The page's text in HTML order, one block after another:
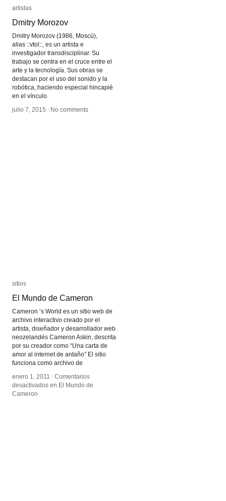
artistas
Dmitry Morozov
Dmitry Morozov (1986, Moscú),
alias ::vtol::, es un artista e
investigador transdisciplinar. Su
trabajo se centra en el cruce entre el
arte y la tecnología. Sus obras se
destacan por el uso del sonido y la
robótica, haciendo especial hincapié
en el vínculo
julio 7, 2015 / No comments
artistas
Dmitry Morozov
julio 7, 2015 / No comments
sitios
El Mundo de Cameron
Cameron ‘s World es un sitio web de
archivo interactivo creado por el
artista, diseñador y desarrollador web
neozelandés Cameron Askin, descrita
por su creador como “Una carta de
amor al internet de antaño” El sitio
funciona como archivo de
enero 1, 2011 / Comentarios
desactivados en El Mundo de
Cameron
sitios
El Mundo de Cameron
enero 1, 2011 / Comentarios
desactivados en El Mundo de
Cameron